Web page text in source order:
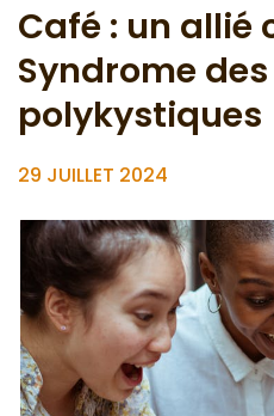
Café : un allié
Syndrome
polykystiques
29 JUILLET 2024